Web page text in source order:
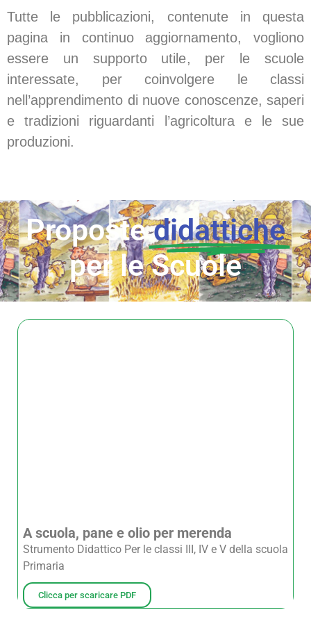
Tutte le pubblicazioni, contenute in questa
pagina in continuo aggiornamento, vogliono
essere un supporto utile, per le scuole
interessate, per coinvolgere le classi
nell’apprendimento di nuove conoscenze, saperi
e tradizioni riguardanti l’agricoltura e le sue
produzioni.
Propostedidattiche
per le Scuole
A scuola, pane e olio per merenda
Strumento Didattico Per le classi III, IV e V della scuola
Primaria
Clicca per scaricare PDF